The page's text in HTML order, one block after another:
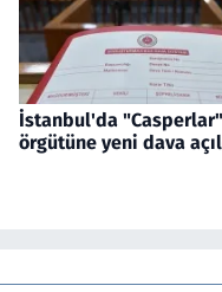
İstanbul'da
örgütüne yeni dava